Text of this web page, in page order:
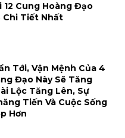
12 Cung Hoàng Đạo
Chi Tiết Nhất
Tới, Vận Mệnh Của 4
Đạo Này Sẽ Tăng
Lộc Tăng Lên, Sự
Tiến Và Cuộc Sống
Hơn